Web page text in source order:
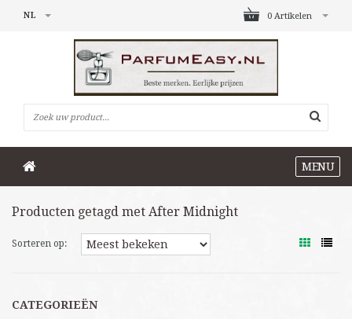
0 Artikelen
NL
MENU
Producten getagd met After Midnight
Sorteren op:
CATEGORIEËN